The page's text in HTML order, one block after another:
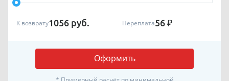
Оформить
К возврату1056 руб. Переплата56 ₽